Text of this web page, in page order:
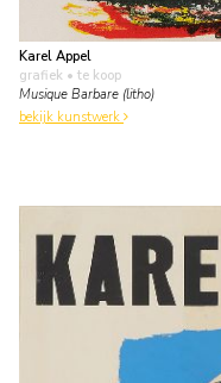
Karel Appel
grafiek • te koop
Musique Barbare (litho)
bekijk kunstwerk